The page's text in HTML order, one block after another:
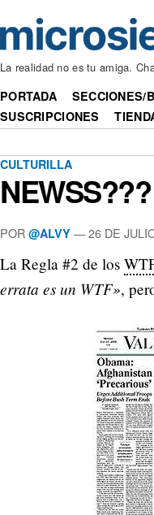
La realidad no es tu amiga.
PORTADA SECCIONES/
SUSCRIPCIONES
CULTURILLA
NEWSS???
POR @ALVY —26 DE
La Regla #2 de los
errata es un WTF»,